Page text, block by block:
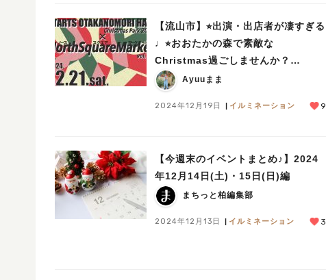
【流山市】⭐︎出演・出店者が凄すぎる
♩⭐︎おおたかの森で素敵な
Christmas過ごしませんか？
【North Square Market vol.20】
12/21(土)開催
Ayuuまま
2024年12月19日 イルミネーション 9
【今週末のイベントまとめ♪】2024
年12月14日(土)・15日(日)編
まちっと柏編集部
2024年12月13日 イルミネーション 3